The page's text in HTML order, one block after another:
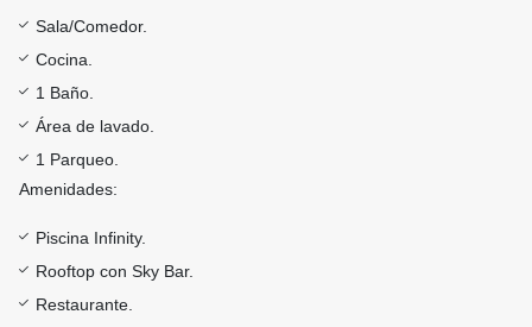
Sala/Comedor.
Cocina.
1 Baño.
Área de lavado.
1 Parqueo.
Amenidades:
Piscina Infinity.
Rooftop con Sky Bar.
Restaurante.